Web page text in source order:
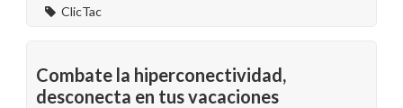
ClicTac
Combate la hiperconectividad,
desconecta en tus vacaciones